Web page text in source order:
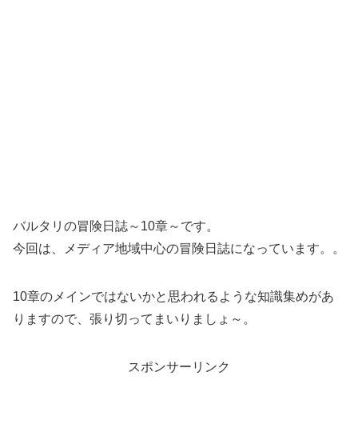
バルタリの冒険日誌～10章～です。
今回は、メディア地域中心の冒険日誌になっています。。
10章のメインではないかと思われるような知識集めがあ
りますので、張り切ってまいりましょ～。
スポンサーリンク